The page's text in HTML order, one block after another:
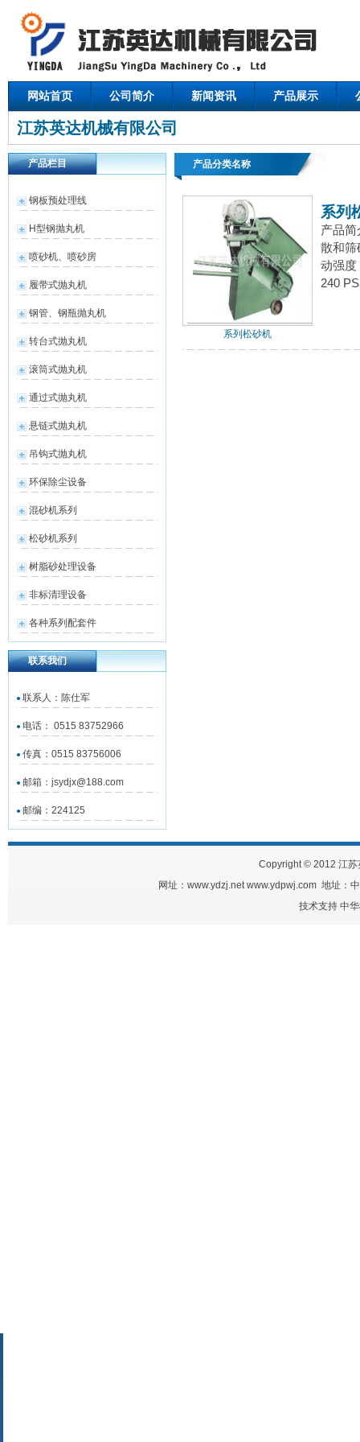
网站首页 公司简介 新闻资讯 产品展示
江苏英达机械有限公司
产品栏目
钢板预处理线
H型钢抛丸机
喷砂机、喷砂房
履带式抛丸机
钢管、钢瓶抛丸机
转台式抛丸机
滚筒式抛丸机
通过式抛丸机
悬链式抛丸机
吊钩式抛丸机
环保除尘设备
混砂机系列
松砂机系列
树脂砂处理设备
非标清理设备
各种系列配套件
联系我们
联系人：陈仕军
电话： 0515 83752966
传真：0515 83756006
邮箱：jsydjx@188.com
邮编：224125
产品分类名称
系列松砂机
系列
产品
散和筛
动强度
240
Copyright © 2012 江苏
网址：www.ydzj.net www.ydpwj.com 地址：
技术支持 中